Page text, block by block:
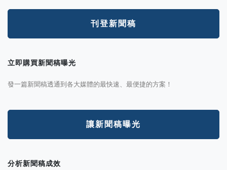
刊登新聞稿
立即購買新聞稿曝光
發一篇新聞稿透通到各大媒體的最快速、最便捷的方案！
讓新聞稿曝光
分析新聞稿成效